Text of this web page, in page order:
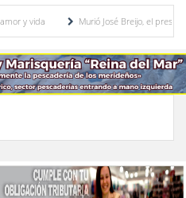
Murió José Breijo, el preso político